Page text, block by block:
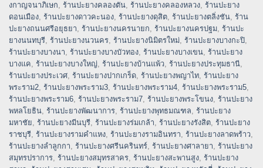
งกาญจนาภิเษก, ร้านปะยางคลองตัน, ร้านปะยางคลองหลวง, ร้านปะยาง
ดอนเมือง, ร้านปะยางดาวคะนอง, ร้านปะยางดุสิต, ร้านปะยางตลิ่งชัน, ร้าน
ปะยางถนนศรีอยุธยา, ร้านปะยางนครนายก, ร้านปะยางนครปฐม, ร้านปะ
ยางนนทบุรี, ร้านปะยางนวนคร, ร้านปะยางนิมิตรใหม่, ร้านปะยางบางกะปิ,
ร้านปะยางบางนา, ร้านปะยางบางบัวทอง, ร้านปะยางบางเขน, ร้านปะยาง
บางแค, ร้านปะยางบางใหญ่, ร้านปะยางบ้านแพ้ว, ร้านปะยางประทุมธานี,
ร้านปะยางประเวศ, ร้านปะยางปากเกร็ด, ร้านปะยางพญาไท, ร้านปะยาง
พระราม2, ร้านปะยางพระราม3, ร้านปะยางพระราม4, ร้านปะยางพระราม5,
ร้านปะยางพระราม6, ร้านปะยางพระราม7, ร้านปะยางพระโขนง, ร้านปะยาง
พหลโยธิน, ร้านปะยางพัฒนาการ, ร้านปะยางพุทธมณฑล, ร้านปะยาง
มหาชัย, ร้านปะยางมีนบุรี, ร้านปะยางร่มเกล้า, ร้านปะยางรังสิต, ร้านปะยาง
ราชบุรี, ร้านปะยางรามคำแหง, ร้านปะยางรามอินทรา, ร้านปะยางลาดพร้าว,
ร้านปะยางลำลูกกา, ร้านปะยางศรีนครินทร์, ร้านปะยางศาลายา, ร้านปะยาง
สมุทรปราการ, ร้านปะยางสมุทรสาคร, ร้านปะยางสะพานสูง, ร้านปะยาง